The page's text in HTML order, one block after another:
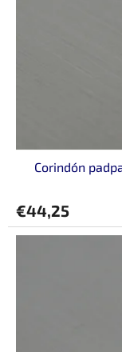
Corindón
€44,25